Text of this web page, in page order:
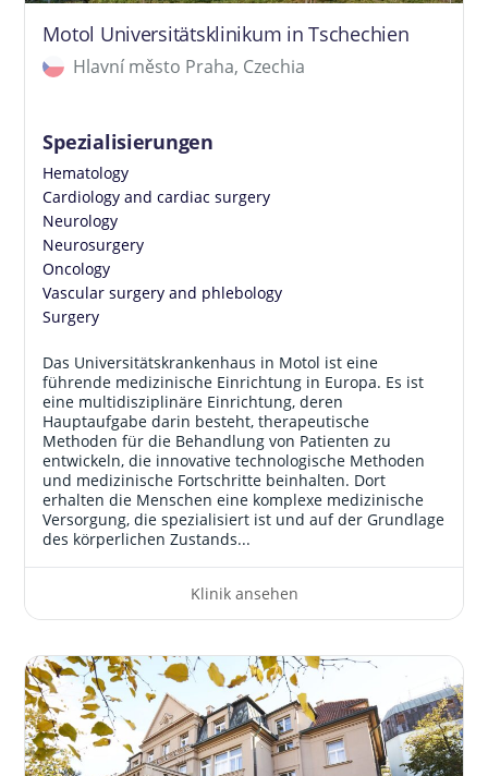
Motol Universitätsklinikum in Tschechien
Hlavní město Praha, Czechia
Spezialisierungen
Hematology
Cardiology and cardiac surgery
Neurology
Neurosurgery
Oncology
Vascular surgery and phlebology
Surgery
Das Universitätskrankenhaus in Motol ist eine
führende medizinische Einrichtung in Europa. Es ist
eine multidisziplinäre Einrichtung, deren
Hauptaufgabe darin besteht, therapeutische
Methoden für die Behandlung von Patienten zu
entwickeln, die innovative technologische Methoden
und medizinische Fortschritte beinhalten. Dort
erhalten die Menschen eine komplexe medizinische
Versorgung, die spezialisiert ist und auf der Grundlage
des körperlichen Zustands...
Klinik ansehen